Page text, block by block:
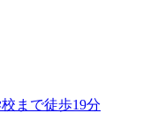
まで徒歩19分